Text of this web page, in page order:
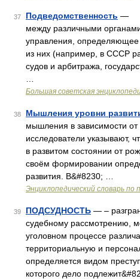
37 Подведомственность —
между различными
управления, определяющее
из них (например, в СССР
судов и арбитража,
Большая советская
38 Мышления уровни
мышления в зависимости
исследователи указывают,
в развитом состоянии от
своём формировании
развития. В&#8230; …
Энциклопедический словарь по
39 ПОДСУДНОСТЬ — –
судебному рассмотрению,
уголовном процессе
территориальную и
определяется видом
которого дело